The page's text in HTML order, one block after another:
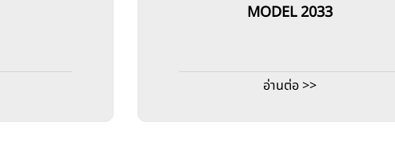
MODEL 2033
อ่านต่อ >>